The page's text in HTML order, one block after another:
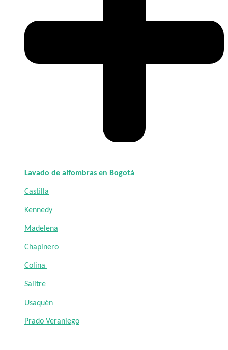
Lavado de alfombras en Bogotá
Castilla
Kennedy
Madelena
Chapinero
Colina
Salitre
Usaquén
Prado Veraniego